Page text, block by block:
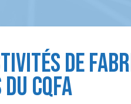
DE
CQFA